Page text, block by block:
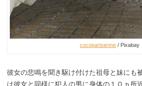
cocoparisienne / Pixabay
彼女の悲鳴を聞き駆け付けた祖母と妹にも
は彼女と同様に犯人の男に身体の１０ヵ所